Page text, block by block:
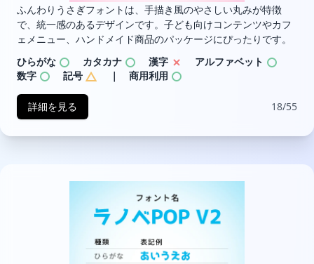
ふんわりうさぎフォントは、手描き風のやさしい丸みが特徴
で、統一感のあるデザインです。子ども向けコンテンツやカフ
ェメニュー、ハンドメイド商品のパッケージにぴったりです。
ひらがな
カタカナ 漢字
アルファベット
数字
記号 ｜ 商用利用
詳細を見る 18/55